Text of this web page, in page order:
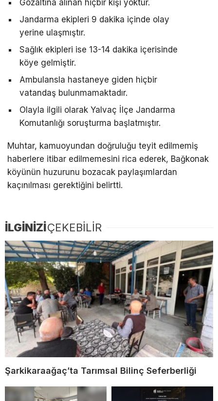
Gözaltına alınan hiçbir kişi yoktur.
Jandarma ekipleri 9 dakika içinde olay
yerine ulaşmıştır.
Sağlık ekipleri ise 13-14 dakika içerisinde
köye gelmiştir.
Ambulansla hastaneye giden hiçbir
vatandaş bulunmamaktadır.
Olayla ilgili olarak Yalvaç İlçe Jandarma
Komutanlığı soruşturma başlatmıştır.
Muhtar, kamuoyundan doğruluğu teyit edilmemiş
haberlere itibar edilmemesini rica ederek, Bağkonak
köyünün huzurunu bozacak paylaşımlardan
kaçınılması gerektiğini belirtti.
İLGİNİZİÇEKEBİLİR
Şarkikaraağaç’ta Tarımsal Bilinç Seferberliği